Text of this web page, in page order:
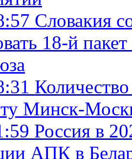
Словакия
18-й
Минск-
Россия в
АПК в